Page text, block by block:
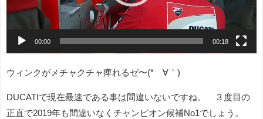
ー
00:00 00:18
ウィンクがメチャクチャ痺れるゼ〜(*´∀｀)
DUCATIで現在最速である事は間違いないですね。 ３度目の
正直で2019年も間違いなくチャンピオン候補No1でしょう。